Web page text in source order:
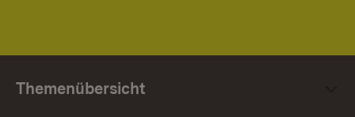
Themenübersicht